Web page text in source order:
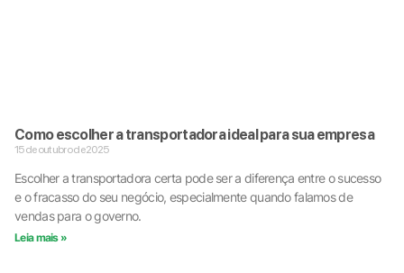
Como escolher a transportadora ideal para sua empresa
15 de outubro de 2025
Escolher a transportadora certa pode ser a diferença entre o sucesso
e o fracasso do seu negócio, especialmente quando falamos de
vendas para o governo.
Leia mais »